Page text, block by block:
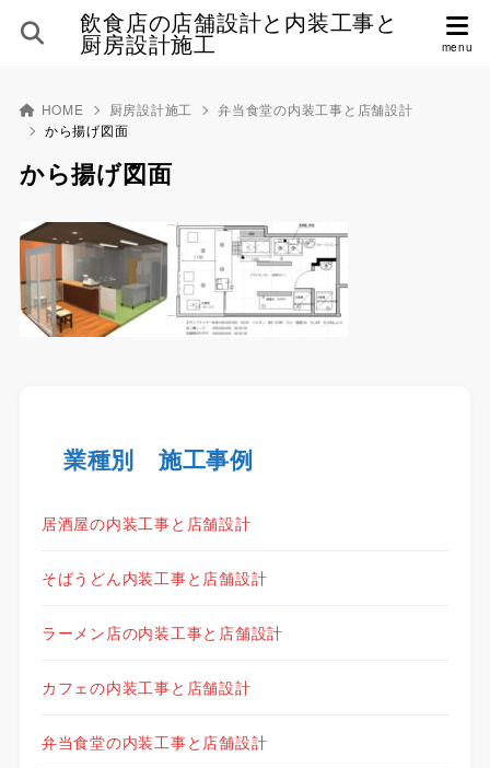
飲食店の店舗設計と内装工事と
厨房設計施工
HOME 厨房設計施工
弁当食堂の内装工事と店舗設計
から揚げ図面
から揚げ図面
業種別 施工事例
居酒屋の内装工事と店舗設計
そばうどん内装工事と店舗設計
ラーメン店の内装工事と店舗設計
カフェの内装工事と店舗設計
弁当食堂の内装工事と店舗設計